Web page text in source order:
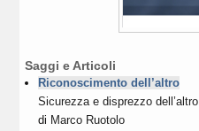
Saggi e Articoli
Riconoscimento dell’altro
Sicurezza e disprezzo dell’altro
di Marco Ruotolo